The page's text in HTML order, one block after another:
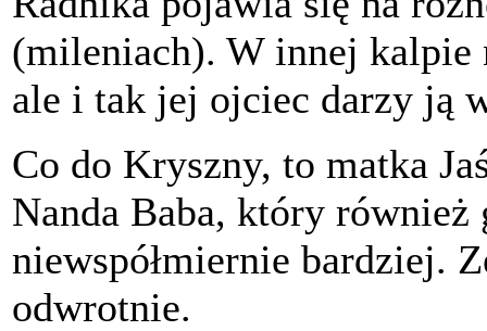
(mileniach). W innej kalpie
ale i tak jej ojciec darzy ją
Co do Kryszny, to matka
Nanda Baba, który również
niewspółmiernie bardziej.
odwrotnie.